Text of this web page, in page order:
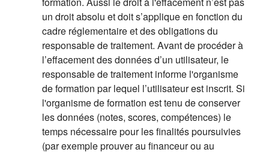
un droit absolu et doit s’applique en fonction du
cadre réglementaire et des obligations du
responsable de traitement. Avant de procéder à
l’effacement des données d’un utilisateur, le
responsable de traitement informe l'organisme
de formation par lequel l’utilisateur est inscrit. Si
l'organisme de formation est tenu de conserver
les données (notes, scores, compétences) le
temps nécessaire pour les finalités poursuivies
(par exemple prouver au financeur ou au